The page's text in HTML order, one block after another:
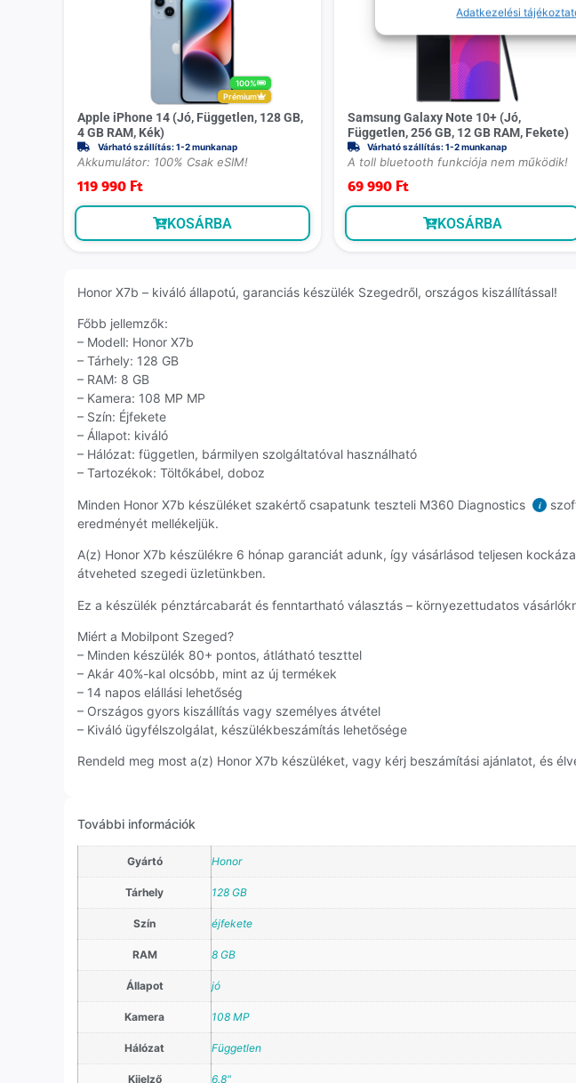
Adatkezelési
100%
Prémium
Apple iPhone 14 (Jó, Független, 128 GB,
4 GB RAM, Kék)
Várható szállítás: 1-2 munkanap
Akkumulátor: 100% Csak eSIM!
119 990 Ft
KOSÁRBA
Samsung Galaxy Note 10+ (Jó,
Független, 256 GB, 12 GB RAM, Fekete)
Várható szállítás: 1-2 munkanap
A toll bluetooth funkciója nem működik!
69 990 Ft
KOSÁRBA
Honor X7b – kiváló állapotú, garanciás készülék Szegedről, országos kiszállítással!
Főbb jellemzők:
– Modell: Honor X7b
– Tárhely: 128 GB
– RAM: 8 GB
– Kamera: 108 MP MP
– Szín: Éjfekete
– Állapot: kiváló
– Hálózat: független, bármilyen szolgáltatóval használható
– Tartozékok: Töltőkábel, doboz
Minden Honor X7b készüléket szakértő csapatunk teszteli M360 Diagnostics i
eredményét mellékeljük.
A(z) Honor X7b készülékre 6 hónap garanciát adunk, így vásárlásod teljesen
átveheted szegedi üzletünkben.
Ez a készülék pénztárcabarát és fenntartható választás – környezettudatos
Miért a Mobilpont Szeged?
– Minden készülék 80+ pontos, átlátható teszttel
– Akár 40%-kal olcsóbb, mint az új termékek
– 14 napos elállási lehetőség
– Országos gyors kiszállítás vagy személyes átvétel
– Kiváló ügyfélszolgálat, készülékbeszámítás lehetősége
Rendeld meg most a(z) Honor X7b készüléket, vagy kérj beszámítási ajánlatot, és
További információk
Gyártó Honor
Tárhely 128 GB
Szín éjfekete
RAM 8 GB
Állapot jó
Kamera 108 MP
Hálózat Független
Kijelző 6.8"